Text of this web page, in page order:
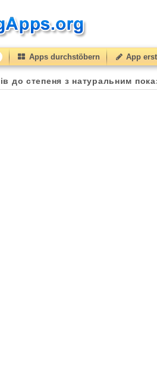
Apps durchstöbern App
до степеня з натуральним
з натуральним показником